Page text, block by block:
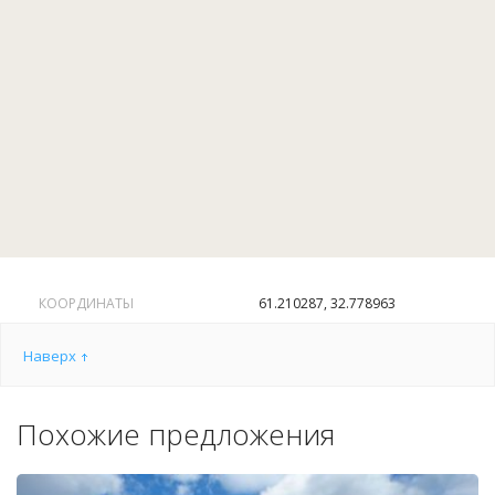
КООРДИНАТЫ 61.210287, 32.778963
Наверх
Похожие предложения